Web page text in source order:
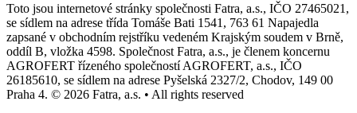
Toto jsou internetové stránky společnosti Fatra, a.s., IČO 27465021,
se sídlem na adrese třída Tomáše Bati 1541, 763 61 Napajedla
zapsané v obchodním rejstříku vedeném Krajským soudem v Brně,
oddíl B, vložka 4598. Společnost Fatra, a.s., je členem koncernu
AGROFERT řízeného společností AGROFERT, a.s., IČO
26185610, se sídlem na adrese Pyšelská 2327/2, Chodov, 149 00
Praha 4. © 2026 Fatra, a.s. • All rights reserved